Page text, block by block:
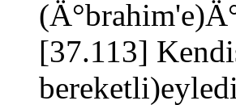
[37.113]